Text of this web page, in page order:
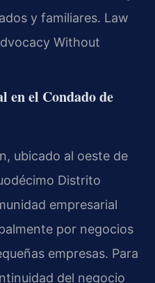
y familiares. Law
Without
en el Condado de
ubicado al oeste de
Distrito
empresarial
por negocios
empresas. Para
del negocio